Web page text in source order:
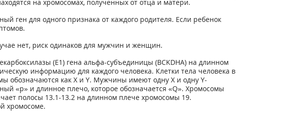
на хромосомах, полученных от отца и матери.
ген для одного признака от каждого родителя. Если ребенок
нет, риск одинаков для мужчин и женщин.
(E1) гена альфа-субъединицы (BCKDHA) на длинном
информацию для каждого человека. Клетки тела человека в
обозначаются как X и Y. Мужчины имеют одну X и одну Y-
«р» и длинное плечо, которое обозначается «Q». Хромосомы
полосы 13.1-13.2 на длинном плече хромосомы 19.
хромосоме.